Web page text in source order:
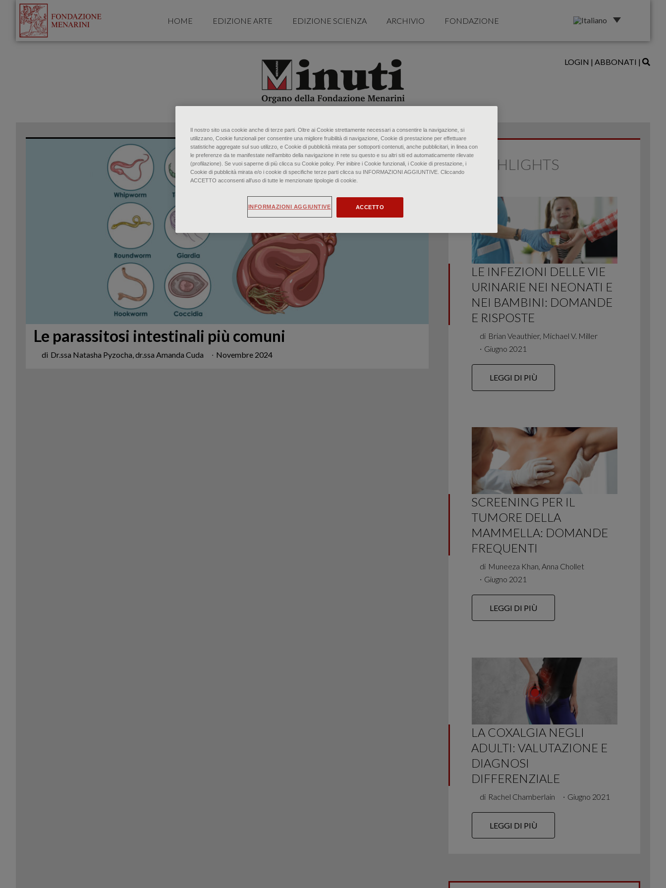
HOME EDIZIONE ARTE EDIZIONE SCIENZA ARCHIVIO FONDAZIONE
LOGIN | ABBONATI |
Le parassitosi intestinali più comuni
di Dr.ssa Natasha Pyzocha, dr.ssa Amanda Cuda ∙ Novembre 2024
HIGHLIGHTS
LE INFEZIONI DELLE VIE
URINARIE NEI NEONATI E
NEI BAMBINI: DOMANDE
E RISPOSTE
di Brian Veauthier, Michael V. Miller
∙ Giugno 2021
LEGGI DI PIÙ
SCREENING PER IL
TUMORE DELLA
MAMMELLA: DOMANDE
FREQUENTI
di Muneeza Khan, Anna Chollet
∙ Giugno 2021
LEGGI DI PIÙ
LA COXALGIA NEGLI
ADULTI: VALUTAZIONE E
DIAGNOSI
DIFFERENZIALE
di Rachel Chamberlain ∙ Giugno 2021
LEGGI DI PIÙ
Il nostro sito usa cookie anche di terze parti. Oltre ai Cookie strettamente necessari a consentire la navigazione, si
utilizzano, Cookie funzionali per consentire una migliore fruibilità di navigazione, Cookie di prestazione per effettuare
statistiche aggregate sul suo utilizzo, e Cookie di pubblicità mirata per sottoporti contenuti, anche pubblicitari, in linea con
le preferenze da te manifestate nell‘ambito della navigazione in rete su questo e su altri siti ed automaticamente rilevate
(profilazione). Se vuoi saperne di più clicca su Cookie policy. Per inibire i Cookie funzionali, i Cookie di prestazione, i
Cookie di pubblicità mirata e/o i cookie di specifiche terze parti clicca su INFORMAZIONI AGGIUNTIVE. Cliccando
ACCETTO acconsenti all’uso di tutte le menzionate tipologie di cookie.
ACCETTO
INFORMAZIONI AGGIUNTIVE